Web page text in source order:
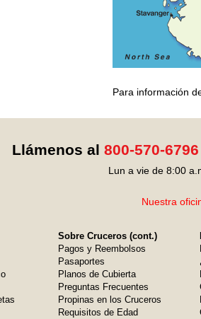
Para información
Llámenos al 800-570-6796
Lun a vie de 8:00
Nuestra
Sobre Cruceros (cont.)
Pagos y Reembolsos
Pasaportes
Planos de Cubierta
Preguntas Frecuentes
Propinas en los Cruceros
Requisitos de Edad